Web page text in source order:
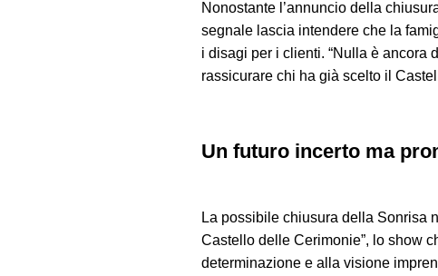
Nonostante l’annuncio della
segnale lascia intendere che la
i disagi per i clienti. “Nulla è ancora
rassicurare chi ha già scelto il
Un futuro incerto ma
La possibile chiusura della Sonrisa
Castello delle Cerimonie”, lo show
determinazione e alla visione